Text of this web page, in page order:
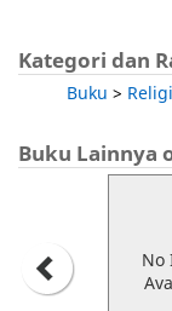
Kategori dan
Buku >
Buku Lainnya
No